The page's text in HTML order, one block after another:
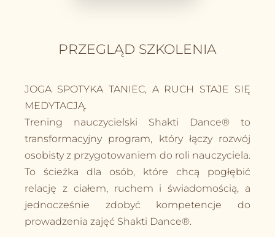
PRZEGLĄD SZKOLENIA
JOGA SPOTYKA TANIEC, A RUCH STAJE SIĘ
MEDYTACJĄ.
Trening nauczycielski Shakti Dance® to
transformacyjny program, który łączy rozwój
osobisty z przygotowaniem do roli nauczyciela.
To ścieżka dla osób, które chcą pogłębić
relację z ciałem, ruchem i świadomością, a
jednocześnie zdobyć kompetencje do
prowadzenia zajęć Shakti Dance®.